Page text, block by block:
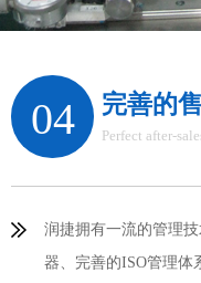
04 完善的
Perfect after-
润捷拥有一流的管理
器、完善的ISO管理体